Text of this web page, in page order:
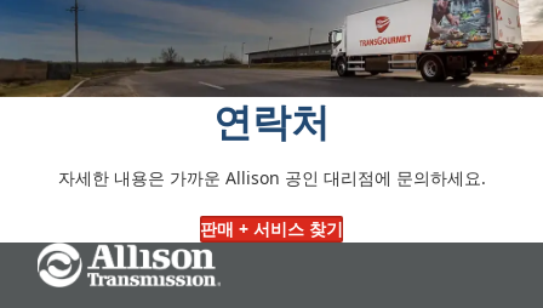
연락처
자세한 내용은 가까운 Allison 공인 대리점에 문의하세요.
판매 + 서비스 찾기
Go Home